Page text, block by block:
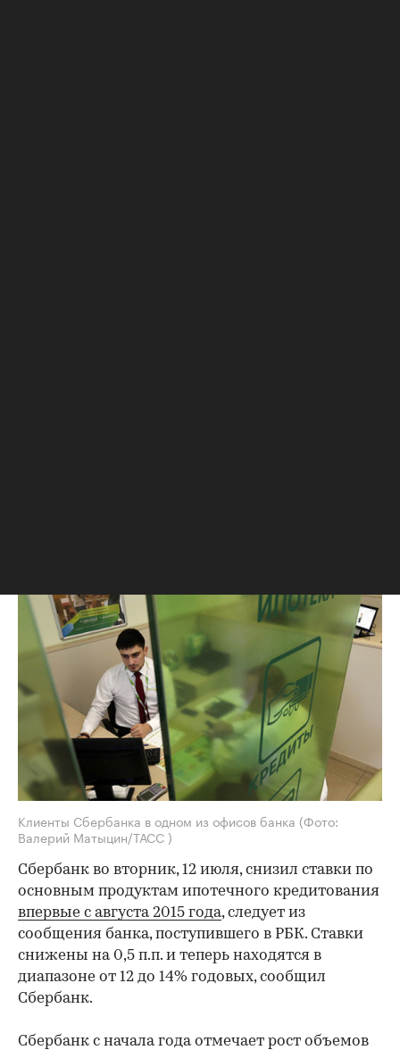
Клиенты Сбербанка в одном из офисов банка (Фото:
Валерий Матыцин/ТАСС )
Сбербанк во вторник, 12 июля, снизил ставки по
основным продуктам ипотечного кредитования
впервые с августа 2015 года, следует из
сообщения банка, поступившего в РБК. Ставки
снижены на 0,5 п.п. и теперь находятся в
диапазоне от 12 до 14% годовых, сообщил
Сбербанк.
Сбербанк с начала года отмечает рост объемов